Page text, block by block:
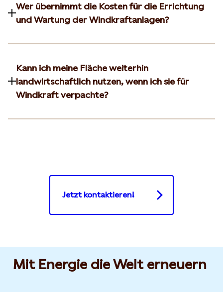
Wer übernimmt die Kosten für die Errichtung
und Wartung der Windkraftanlagen?
Kann ich meine Fläche weiterhin
landwirtschaftlich nutzen, wenn ich sie für
Windkraft verpachte?
Jetzt kontaktieren!
Mit Energie die Welt erneuern